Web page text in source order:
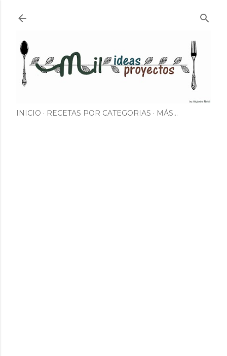
INICIO RECETAS POR CATEGORIAS MÁS…